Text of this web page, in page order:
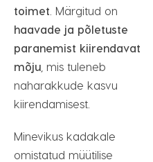
toimet . Märgitud on
haavade ja põletuste
paranemist kiirendavat
mõju , mis tuleneb
naharakkude kasvu
kiirendamisest.
Minevikus kadakale
omistatud müütilise